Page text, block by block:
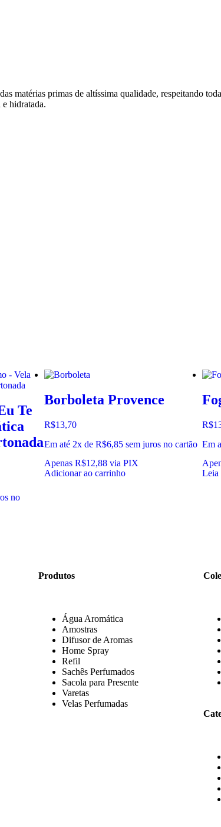
matérias primas de altíssima qualidade, respeitando
hidratada.
Te
no
Borboleta Provence
R$13,70
Em até 2x de R$6,85 sem juros no cartão
Apenas R$12,88 via PIX
Adicionar ao carrinho
R$
Em
Leia
Produtos
Água Aromática
Amostras
Difusor de Aromas
Home Spray
Refil
Sachês Perfumados
Sacola para Presente
Varetas
Velas Perfumadas